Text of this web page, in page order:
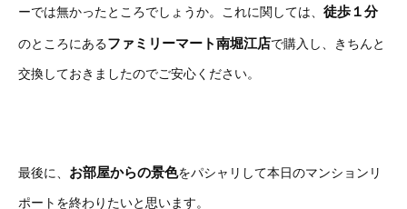
ーでは無かったところでしょうか。これに関しては、 徒歩１分
のところにあるファミリーマート南堀江店で購入し、きちんと
交換しておきましたのでご安心ください。
最後に、 お部屋からの景色をパシャリして本日のマンションリ
ポートを終わりたいと思います。